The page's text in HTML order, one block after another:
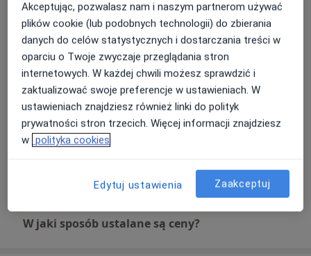
Usługi i ceny
Konsultacja psychiatryczna
Od 220 zł Szczegóły
Konsultacja psychiatryczna (pierwsza wizyta)
250 zł - 270 zł Szczegóły
Konsultacja psychiatryczna (kolejna wizyta)
W jaki sposób ustalane są ceny?
Akceptując, pozwalasz nam i naszym partnerom używać
plików cookie (lub podobnych technologii) do zbierania
danych do celów statystycznych i dostarczania treści w
oparciu o Twoje zwyczaje przeglądania stron
internetowych. W każdej chwili możesz sprawdzić i
zaktualizować swoje preferencje w ustawieniach. W
ustawieniach znajdziesz również linki do polityk
prywatności stron trzecich. Więcej informacji znajdziesz
w polityka cookies
Edytuj ustawienia Zaakceptuj